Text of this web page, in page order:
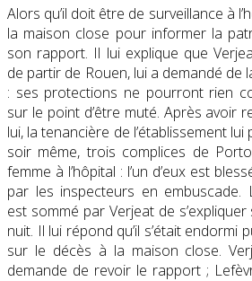
Alors qu’il doit être de surveillance à
la maison close pour informer la
son rapport. Il lui explique que
de partir de Rouen, lui a demandé de
: ses protections ne pourront rien
sur le point d’être muté. Après avoir
lui, la tenancière de l’établissement lui
soir même, trois complices de
femme à l’hôpital : l’un d’eux est
par les inspecteurs en embuscade.
est sommé par Verjeat de
nuit. Il lui répond qu’il s’était endormi
sur le décès à la maison close.
demande de revoir le rapport ;